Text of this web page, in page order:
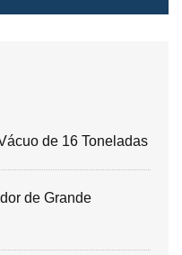
de 16 Toneladas
de Grande